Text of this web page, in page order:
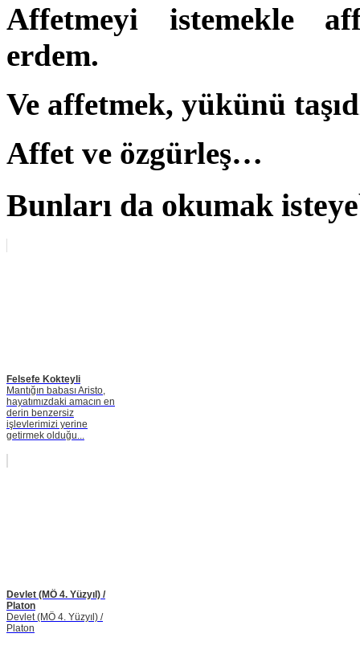
Affetmeyi istemekle
erdem.
Ve affetmek, yükünü
Affet ve özgürleş…
Bunları da okumak
Felsefe Kokteyli
Mantığın babası Aristo,
hayatımızdaki amacın en
derin benzersiz
işlevlerimizi yerine
getirmek olduğu...
Devlet (MÖ 4. Yüzyıl) /
Platon
Devlet (MÖ 4. Yüzyıl) /
Platon